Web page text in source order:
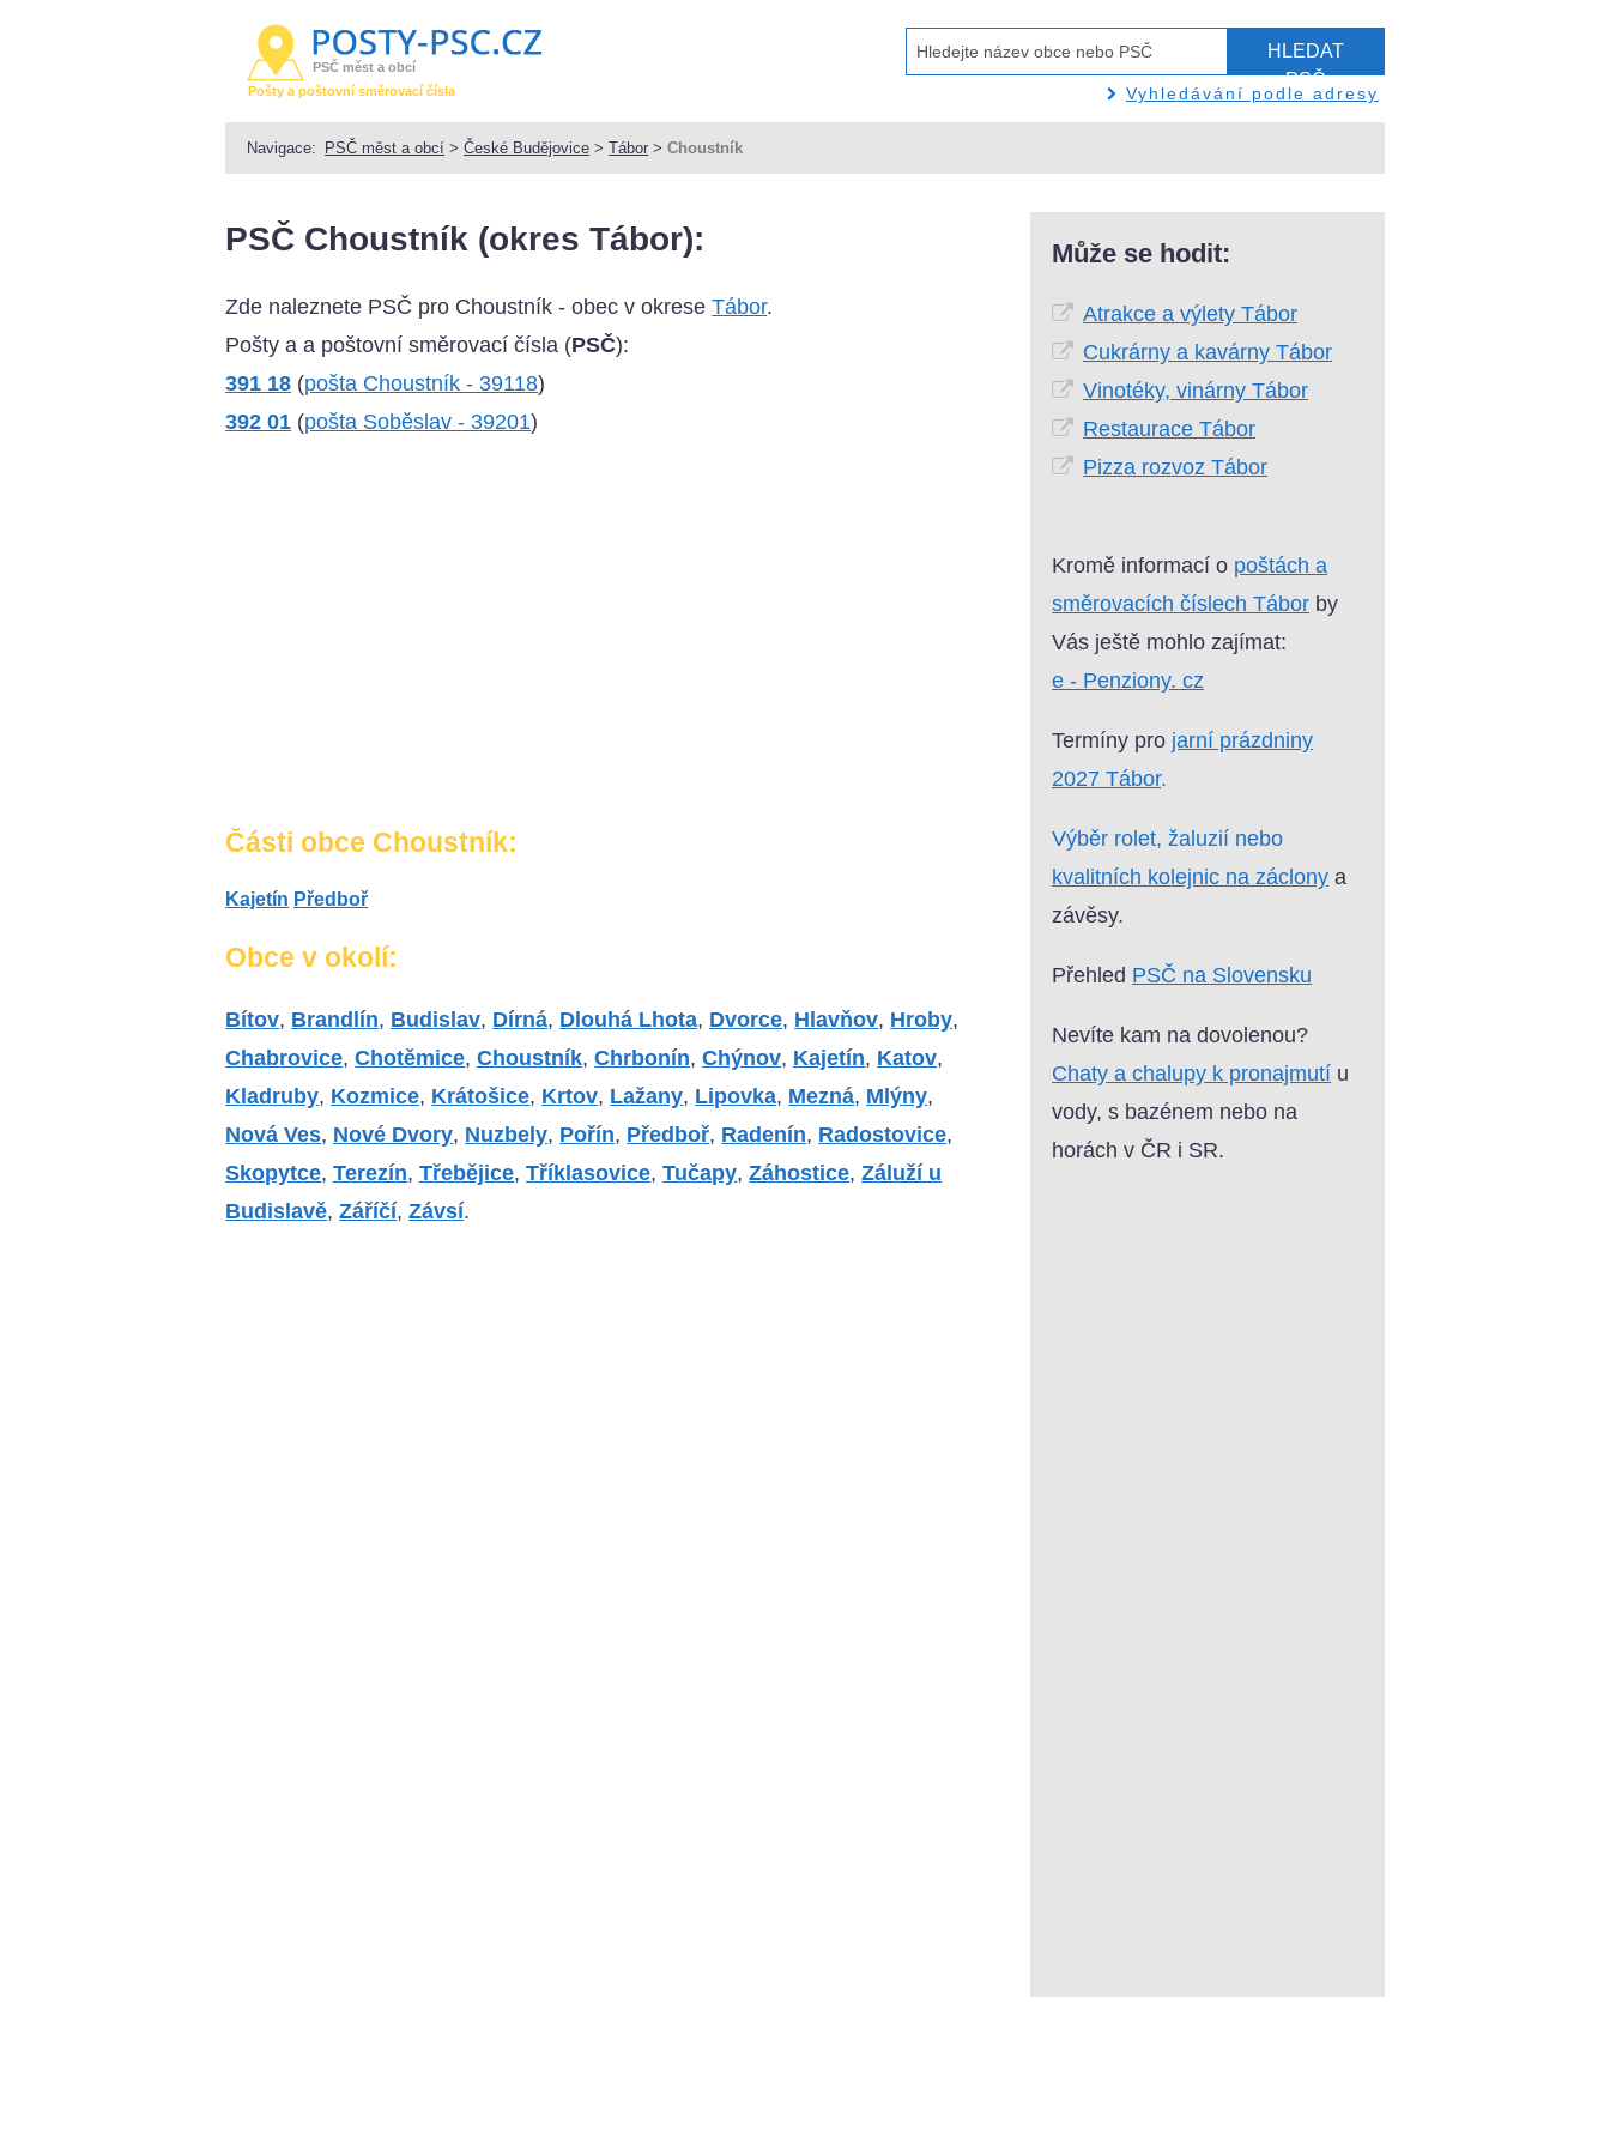
PSČ měst a obcí
Pošty a poštovní směrovací čísla
HLEDAT
PSČ
Vyhledávání podle adresy
Navigace: PSČ měst a obcí >České Budějovice >Tábor >Choustník
PSČ Choustník (okres Tábor):
Zde naleznete PSČ pro Choustník - obec v okreseTábor.
Pošty a a poštovní směrovací čísla (PSČ):
391 18 (pošta Choustník - 39118)
392 01 (pošta Soběslav - 39201)
Části obce Choustník:
Kajetín Předboř
Obce v okolí:
Bítov, Brandlín, Budislav, Dírná, Dlouhá Lhota, Dvorce, Hlavňov, Hroby,
Chabrovice,Chotěmice,Choustník,Chrbonín,Chýnov, Kajetín, Katov,
Kladruby, Kozmice, Krátošice, Krtov, Lažany, Lipovka, Mezná, Mlýny,
Nová Ves, Nové Dvory, Nuzbely, Pořín, Předboř, Radenín, Radostovice,
Skopytce,Terezín,Třebějice,Tříklasovice,Tučapy,Záhostice,Záluží u
Budislavě,Záříčí,Závsí.
Může se hodit:
Atrakce a výlety Tábor
Cukrárny a kavárny Tábor
Vinotéky, vinárny Tábor
Restaurace Tábor
Pizza rozvoz Tábor
Kromě informací o poštách a
směrovacích číslech Tábor by
Vás ještě mohlo zajímat:
e - Penziony. cz
Termíny pro jarní prázdniny
2027 Tábor.
Výběr rolet, žaluzií nebo
kvalitních kolejnic na záclony a
závěsy.
Přehled PSČ na Slovensku
Nevíte kam na dovolenou?
Chaty a chalupy k pronajmutí u
vody, s bazénem nebo na
horách v ČR i SR.